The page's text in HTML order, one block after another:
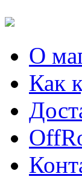
О
Как